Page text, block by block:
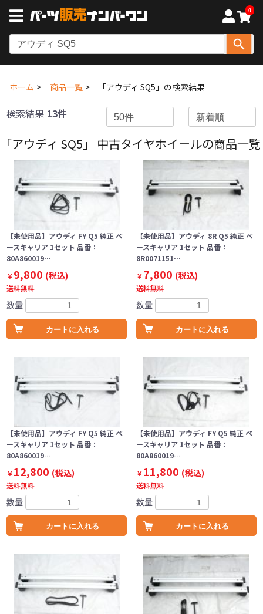
0
ホーム 商品一覧 「アウディ SQ5」の検索結果
検索結果 13件
「アウディ SQ5」 中古タイヤホイールの商品一覧
【未使用品】アウディ FY Q5 純正 ベ
ースキャリア 1セット 品番：
80A860019…
￥9,800 (税込)
送料無料
数量
カートに入れる
【未使用品】アウディ 8R Q5 純正 ベ
ースキャリア 1セット 品番：
8R0071151…
￥7,800 (税込)
送料無料
数量
カートに入れる
【未使用品】アウディ FY Q5 純正 ベ
ースキャリア 1セット 品番：
80A860019…
￥12,800 (税込)
送料無料
数量
カートに入れる
【未使用品】アウディ FY Q5 純正 ベ
ースキャリア 1セット 品番：
80A860019…
￥11,800 (税込)
送料無料
数量
カートに入れる